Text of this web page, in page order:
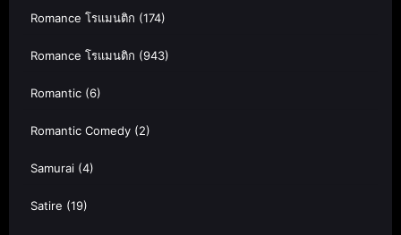
Romance โรแมนติก (174)
Romance โรแมนติก (943)
Romantic (6)
Romantic Comedy (2)
Samurai (4)
Satire (19)